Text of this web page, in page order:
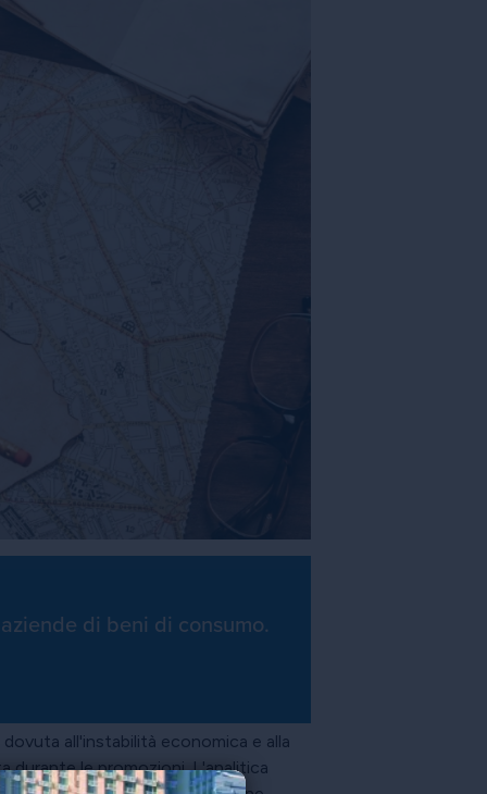
di beni di consumo.
all'instabilità economica e alla
durante le promozioni. L'analitica